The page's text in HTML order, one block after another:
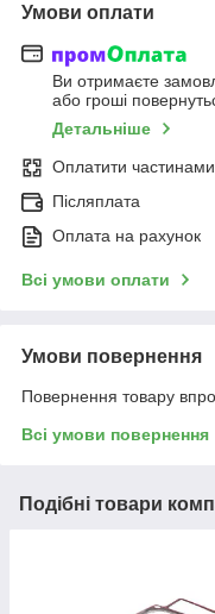
Умови оплати
Ви отримаєте
або гроші
Детальніше
Оплатити частинами
Післяплата
Оплата на рахунок
Всі умови оплати
Умови повернення
Повернення товару
Всі умови повернення
Подібні товари